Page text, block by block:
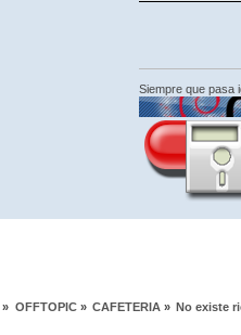
Siempre que pasa
» OFFTOPIC» CAFETERIA » No existe